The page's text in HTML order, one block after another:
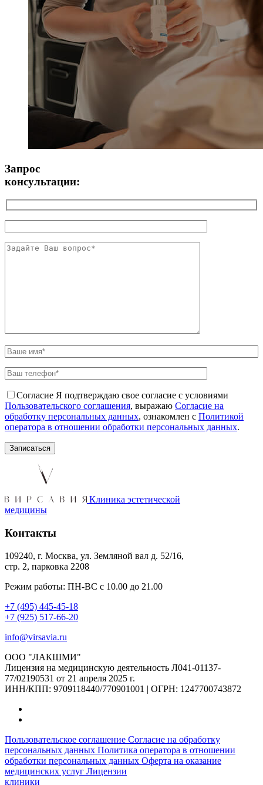
Запрос
консультации:
Согласие Я подтверждаю свое согласие с условиями
Пользовательского соглашения, выражаю Согласие на
обработку персональных данных, ознакомлен с Политикой
оператора в отношении обработки персональных данных.
Клиника эстетической
медицины
Контакты
109240, г. Москва, ул. Земляной вал д. 52/16,
стр. 2, парковка 2208
Режим работы: ПН-ВС с 10.00 до 21.00
+7 (495) 445-45-18
+7 (925) 517-66-20
info@virsavia.ru
ООО "ЛАКШМИ"
Лицензия на медицинскую деятельность Л041-01137-
77/02190531 от 21 апреля 2025 г.
ИНН/КПП: 9709118440/770901001 | ОГРН: 1247700743872
Пользовательское соглашение Согласие на обработку
персональных данных Политика оператора в отношении
обработки персональных данных Оферта на оказание
медицинских услуг Лицензии
клиники